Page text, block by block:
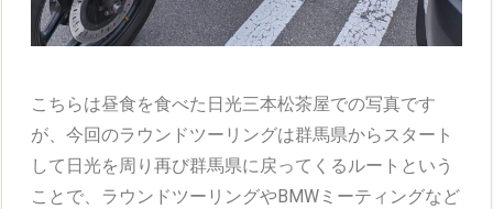
こちらは昼食を食べた日光三本松茶屋での写真です
が、今回のラウンドツーリングは群馬県からスタート
して日光を周り再び群馬県に戻ってくるルートという
ことで、ラウンドツーリングやBMWミーティングなど